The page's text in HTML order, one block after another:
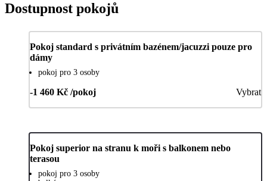
Dostupnost pokojů
Pokoj standard s privátním bazénem/jacuzzi pouze pro
dámy
pokoj pro 3 osoby
-1 460 Kč /pokoj Vybrat
Pokoj superior na stranu k moři s balkonem nebo
terasou
pokoj pro 3 osoby